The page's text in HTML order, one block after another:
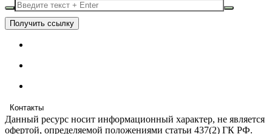
Получить ссылку
Контакты
Данный ресурс носит информационный характер, не является
офертой, определяемой положениями статьи 437(2) ГК РФ.